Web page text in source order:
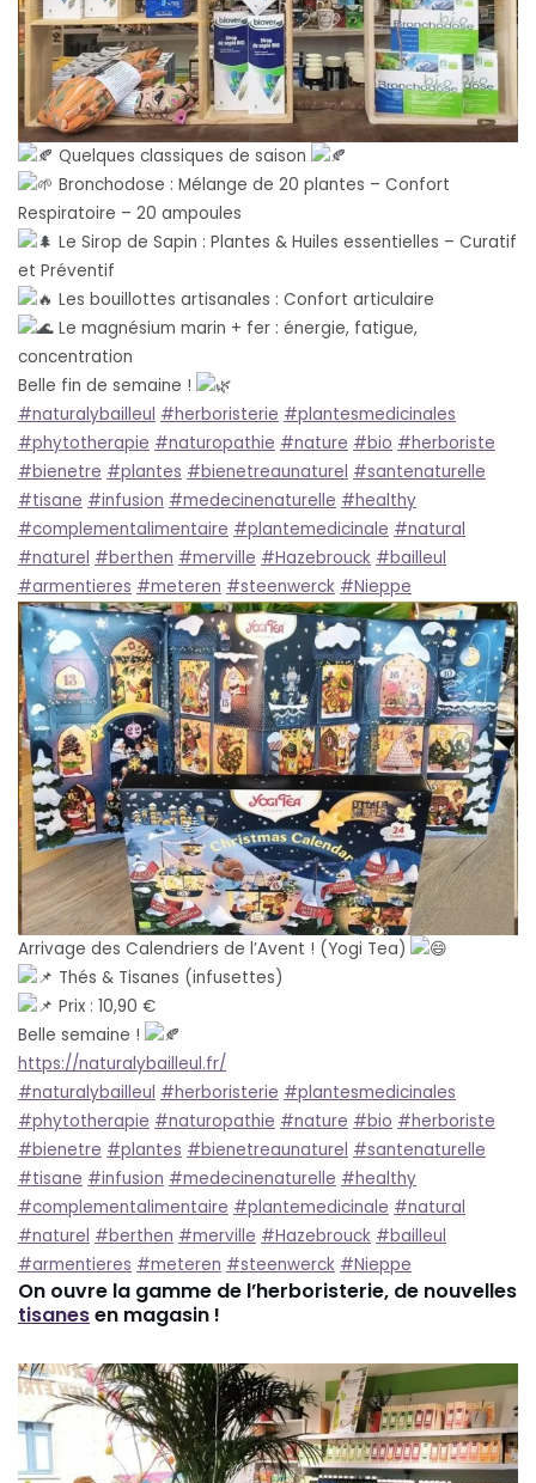
Quelques classiques de saison
Bronchodose : Mélange de 20 plantes – Confort
Respiratoire – 20 ampoules
Le Sirop de Sapin : Plantes & Huiles essentielles – Curatif
et Préventif
Les bouillottes artisanales : Confort articulaire
Le magnésium marin + fer : énergie, fatigue,
concentration
Belle fin de semaine !
#naturalybailleul #herboristerie #plantesmedicinales
#phytotherapie #naturopathie #nature #bio #herboriste
#bienetre #plantes #bienetreaunaturel #santenaturelle
#tisane #infusion #medecinenaturelle #healthy
#complementalimentaire #plantemedicinale #natural
#naturel #berthen #merville #Hazebrouck #bailleul
#armentieres #meteren #steenwerck #Nieppe
Arrivage des Calendriers de l’Avent ! (Yogi Tea)
Thés & Tisanes (infusettes)
Prix : 10,90 €
Belle semaine !
https://naturalybailleul.fr/
#naturalybailleul #herboristerie #plantesmedicinales
#phytotherapie #naturopathie #nature #bio #herboriste
#bienetre #plantes #bienetreaunaturel #santenaturelle
#tisane #infusion #medecinenaturelle #healthy
#complementalimentaire #plantemedicinale #natural
#naturel #berthen #merville #Hazebrouck #bailleul
#armentieres #meteren #steenwerck #Nieppe
On ouvre la gamme de l’herboristerie, de nouvelles
tisanesen magasin !